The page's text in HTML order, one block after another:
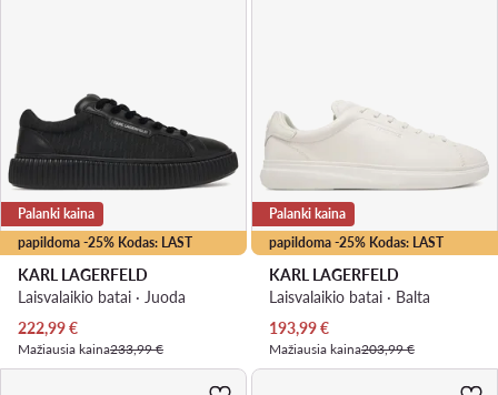
papildoma -25% Kodas: LAST
Palanki kaina
KARL LAGERFELD
Laisvalaikio batai · Juoda
Dabartinė kaina
222,99€
Mažiausia kaina233,99 €
papildoma -25% Kodas: LAST
Palanki kaina
KARL LAGERFELD
Laisvalaikio batai · Balta
Dabartinė kaina
193,99€
Mažiausia kaina203,99 €